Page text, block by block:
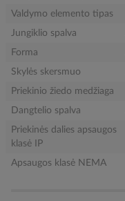
Valdymo elemento tipas
Jungiklio spalva
Forma
Skylės skersmuo
Priekinio žiedo medžiaga
Dangtelio spalva
Priekinės dalies apsaugos
klasė IP
Apsaugos klasė NEMA